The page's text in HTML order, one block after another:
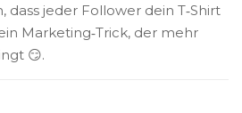
dass jeder Follower dein T‑Shirt
Marketing‑Trick, der mehr
😏.